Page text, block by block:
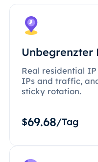
Unbegrenzter
Real residential
IPs and traffic,
sticky rotation.
$69.68/Tag